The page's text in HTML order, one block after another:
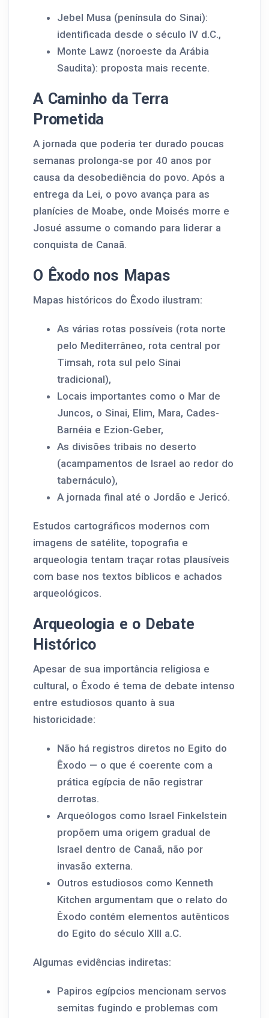
Jebel Musa (península do Sinai):
identificada desde o século IV d.C.,
Monte Lawz (noroeste da Arábia
Saudita): proposta mais recente.
A Caminho da Terra
Prometida
A jornada que poderia ter durado poucas
semanas prolonga-se por 40 anos por
causa da desobediência do povo. Após a
entrega da Lei, o povo avança para as
planícies de Moabe, onde Moisés morre e
Josué assume o comando para liderar a
conquista de Canaã.
O Êxodo nos Mapas
Mapas históricos do Êxodo ilustram:
As várias rotas possíveis (rota norte
pelo Mediterrâneo, rota central por
Timsah, rota sul pelo Sinai
tradicional),
Locais importantes como o Mar de
Juncos, o Sinai, Elim, Mara, Cades-
Barnéia e Ezion-Geber,
As divisões tribais no deserto
(acampamentos de Israel ao redor do
tabernáculo),
A jornada final até o Jordão e Jericó.
Estudos cartográficos modernos com
imagens de satélite, topografia e
arqueologia tentam traçar rotas plausíveis
com base nos textos bíblicos e achados
arqueológicos.
Arqueologia e o Debate
Histórico
Apesar de sua importância religiosa e
cultural, o Êxodo é tema de debate intenso
entre estudiosos quanto à sua
historicidade:
Não há registros diretos no Egito do
Êxodo — o que é coerente com a
prática egípcia de não registrar
derrotas.
Arqueólogos como Israel Finkelstein
propõem uma origem gradual de
Israel dentro de Canaã, não por
invasão externa.
Outros estudiosos como Kenneth
Kitchen argumentam que o relato do
Êxodo contém elementos autênticos
do Egito do século XIII a.C.
Algumas evidências indiretas:
Papiros egípcios mencionam servos
semitas fugindo e problemas com